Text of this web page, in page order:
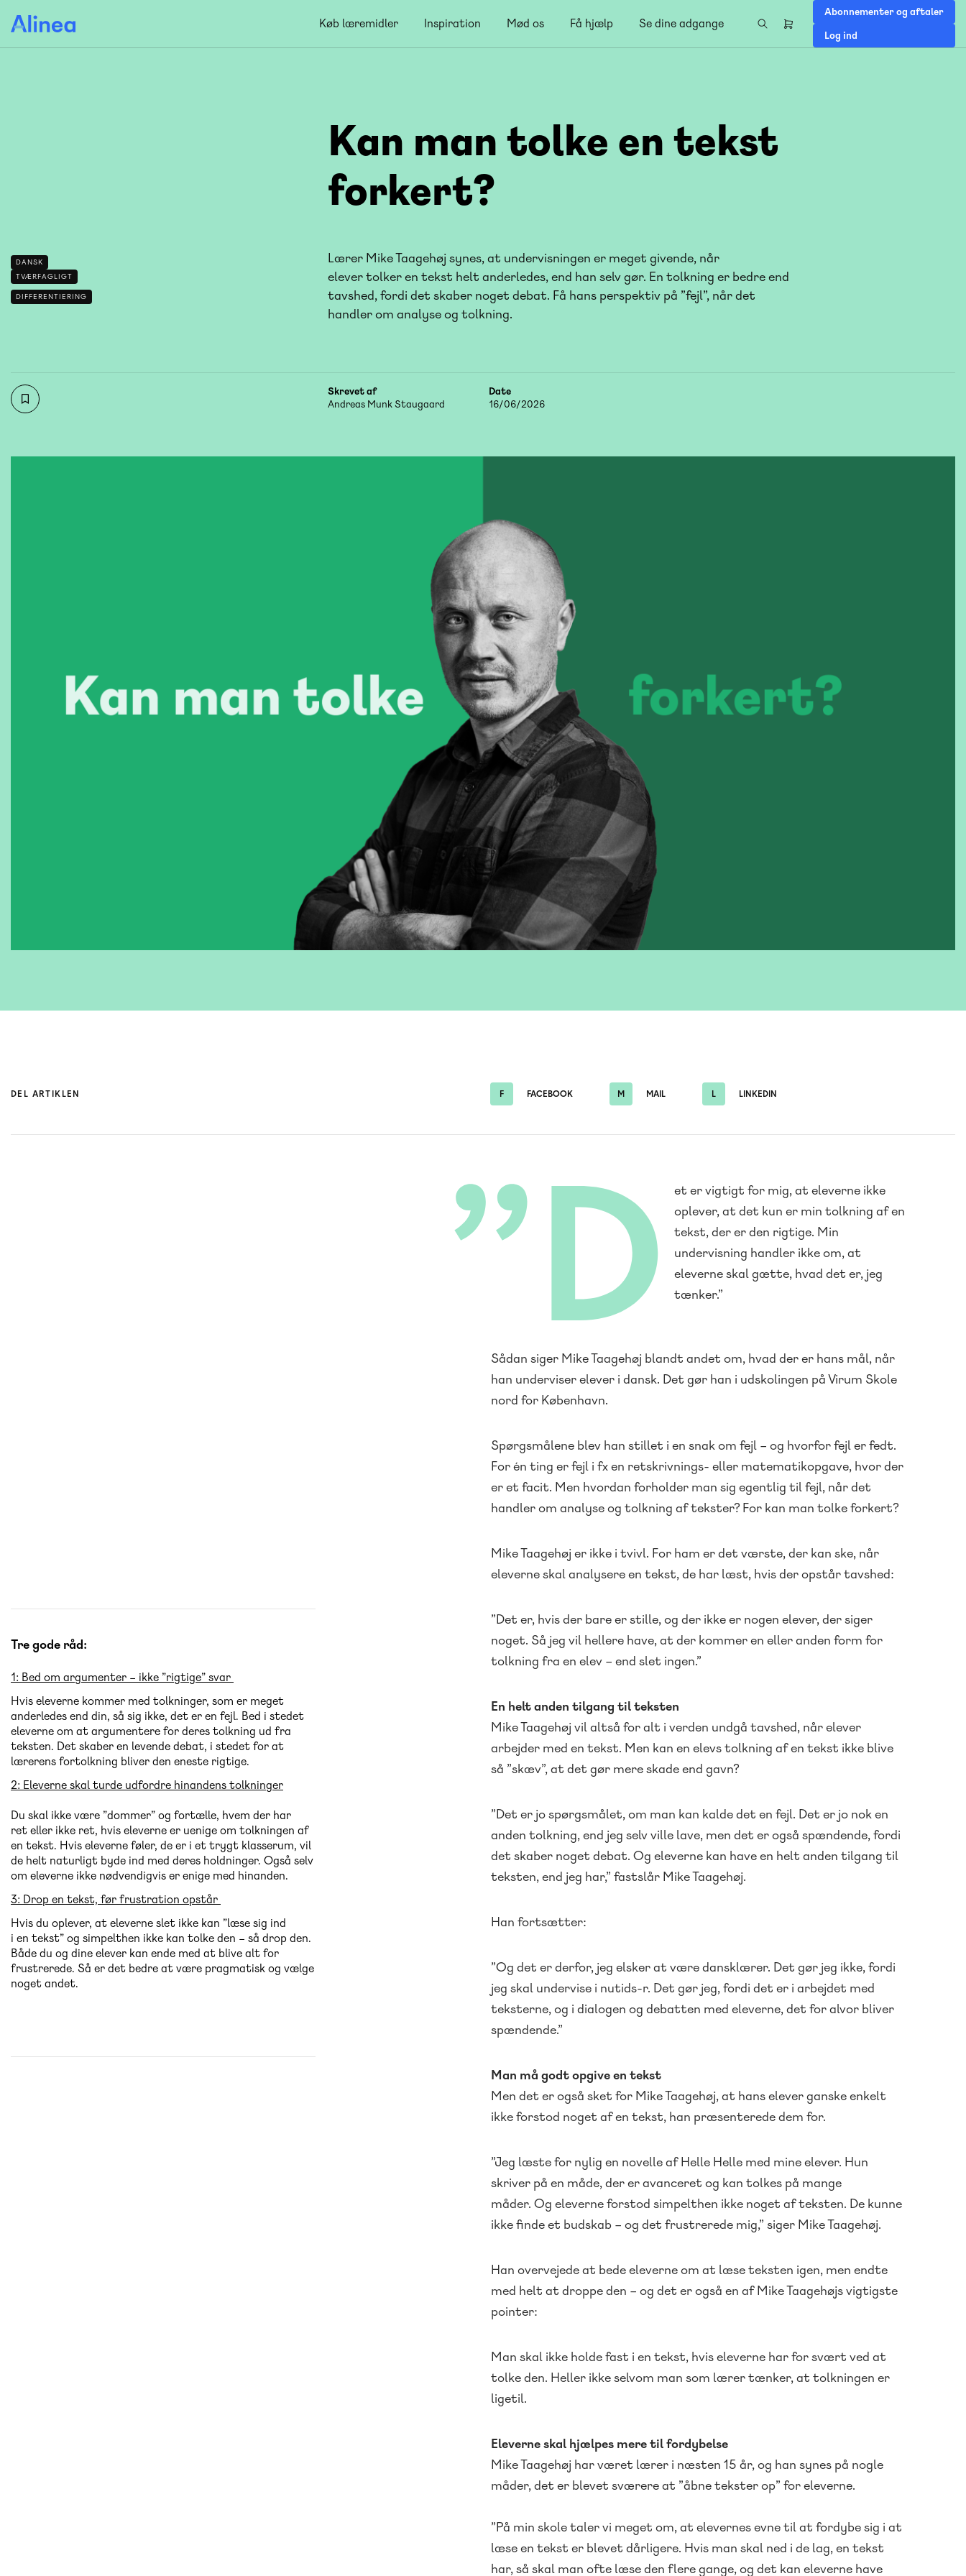
hovedindhold
Køb læremidler Inspiration Mød os Få hjælp Se dine adgange
Header
Abonnementer og aftaler
Log ind
Kan man tolke en tekst
forkert?
DANSK
TVÆRFAGLIGT
DIFFERENTIERING
Lærer Mike Taagehøj synes, at undervisningen er meget givende, når
elever tolker en tekst helt anderledes, end han selv gør. En tolkning er bedre end
tavshed, fordi det skaber noget debat. Få hans perspektiv på ”fejl”, når det
handler om analyse og tolkning.
Skrevet af
Andreas Munk Staugaard
Date
16/06/2026
DEL ARTIKLEN F FACEBOOK M MAIL L LINKEDIN
”D
et er vigtigt for mig, at eleverne ikke
oplever, at det kun er min tolkning af en
tekst, der er den rigtige. Min
undervisning handler ikke om, at
eleverne skal gætte, hvad det er, jeg
tænker.”
Sådan siger Mike Taagehøj blandt andet om, hvad der er hans mål, når
han underviser elever i dansk. Det gør han i udskolingen på Virum Skole
nord for København.
Spørgsmålene blev han stillet i en snak om fejl – og hvorfor fejl er fedt.
For én ting er fejl i fx en retskrivnings- eller matematikopgave, hvor der
er et facit. Men hvordan forholder man sig egentlig til fejl, når det
handler om analyse og tolkning af tekster? For kan man tolke forkert?
Mike Taagehøj er ikke i tvivl. For ham er det værste, der kan ske, når
eleverne skal analysere en tekst, de har læst, hvis der opstår tavshed:
”Det er, hvis der bare er stille, og der ikke er nogen elever, der siger
noget. Så jeg vil hellere have, at der kommer en eller anden form for
tolkning fra en elev – end slet ingen.”
Tre gode råd:
1: Bed om argumenter – ikke ”rigtige” svar
Hvis eleverne kommer med tolkninger, som er meget
anderledes end din, så sig ikke, det er en fejl. Bed i stedet
eleverne om at argumentere for deres tolkning ud fra
teksten. Det skaber en levende debat, i stedet for at
lærerens fortolkning bliver den eneste rigtige.
2: Eleverne skal turde udfordre hinandens tolkninger
Du skal ikke være ”dommer” og fortælle, hvem der har
ret eller ikke ret, hvis eleverne er uenige om tolkningen af
en tekst. Hvis eleverne føler, de er i et trygt klasserum, vil
de helt naturligt byde ind med deres holdninger. Også selv
om eleverne ikke nødvendigvis er enige med hinanden.
3: Drop en tekst, før frustration opstår
Hvis du oplever, at eleverne slet ikke kan ”læse sig ind
i en tekst” og simpelthen ikke kan tolke den – så drop den.
Både du og dine elever kan ende med at blive alt for
frustrerede. Så er det bedre at være pragmatisk og vælge
noget andet.
En helt anden tilgang til teksten
Mike Taagehøj vil altså for alt i verden undgå tavshed, når elever
arbejder med en tekst. Men kan en elevs tolkning af en tekst ikke blive
så ”skæv”, at det gør mere skade end gavn?
”Det er jo spørgsmålet, om man kan kalde det en fejl. Det er jo nok en
anden tolkning, end jeg selv ville lave, men det er også spændende, fordi
det skaber noget debat. Og eleverne kan have en helt anden tilgang til
teksten, end jeg har,” fastslår Mike Taagehøj.
Han fortsætter:
”Og det er derfor, jeg elsker at være dansklærer. Det gør jeg ikke, fordi
jeg skal undervise i nutids-r. Det gør jeg, fordi det er i arbejdet med
teksterne, og i dialogen og debatten med eleverne, det for alvor bliver
spændende.”
Man må godt opgive en tekst
Men det er også sket for Mike Taagehøj, at hans elever ganske enkelt
ikke forstod noget af en tekst, han præsenterede dem for.
”Jeg læste for nylig en novelle af Helle Helle med mine elever. Hun
skriver på en måde, der er avanceret og kan tolkes på mange
måder. Og eleverne forstod simpelthen ikke noget af teksten. De kunne
ikke finde et budskab – og det frustrerede mig,” siger Mike Taagehøj.
Han overvejede at bede eleverne om at læse teksten igen, men endte
med helt at droppe den – og det er også en af Mike Taagehøjs vigtigste
pointer:
Man skal ikke holde fast i en tekst, hvis eleverne har for svært ved at
tolke den. Heller ikke selvom man som lærer tænker, at tolkningen er
ligetil.
Eleverne skal hjælpes mere til fordybelse
Mike Taagehøj har været lærer i næsten 15 år, og han synes på nogle
måder, det er blevet sværere at ”åbne tekster op” for eleverne.
”På min skole taler vi meget om, at elevernes evne til at fordybe sig i at
læse en tekst er blevet dårligere. Hvis man skal ned i de lag, en tekst
har, så skal man ofte læse den flere gange, og det kan eleverne have